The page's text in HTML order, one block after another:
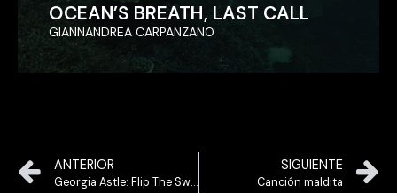
OCEAN’S BREATH, LAST CALL
GIANNANDREA CARPANZANO
OCEAN’S BREATH, LAST CALL
GIANNANDREA CARPANZANO
ANTERIOR
Georgia Astle: Flip The Switch
SIGUIENTE
Canción maldita